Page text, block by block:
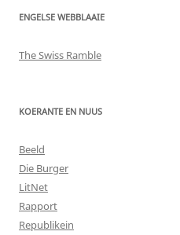
ENGELSE WEBBLAAIE
The Swiss Ramble
KOERANTE EN NUUS
Beeld
Die Burger
LitNet
Rapport
Republikein